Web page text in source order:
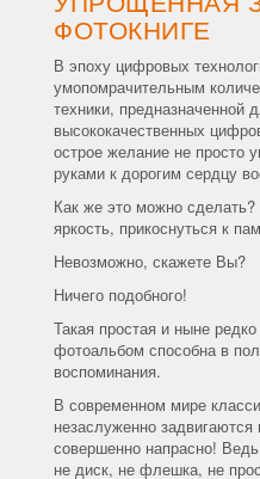
ФОТОКНИГЕ
В эпоху цифровых
умопомрачительным
техники, предназначенной
высококачественных
острое желание не просто
руками к дорогим сердцу
Как же это можно
яркость, прикоснуться к
Невозможно, скажете Вы?
Ничего подобного!
Такая простая и ныне
фотоальбом способна в
воспоминания.
В современном мире
незаслуженно
совершенно напрасно!
не диск, не флешка, не